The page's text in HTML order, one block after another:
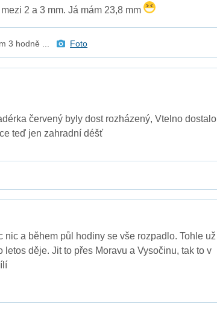
2 a 3 mm. Já mám 23,8 mm
3 hodně ... Foto
červený byly dost rozházený, Vtelno dostalo
teď jen zahradní déšť
nic a během půl hodiny se vše rozpadlo. Tohle už
letos děje. Jit to přes Moravu a Vysočinu, tak to v